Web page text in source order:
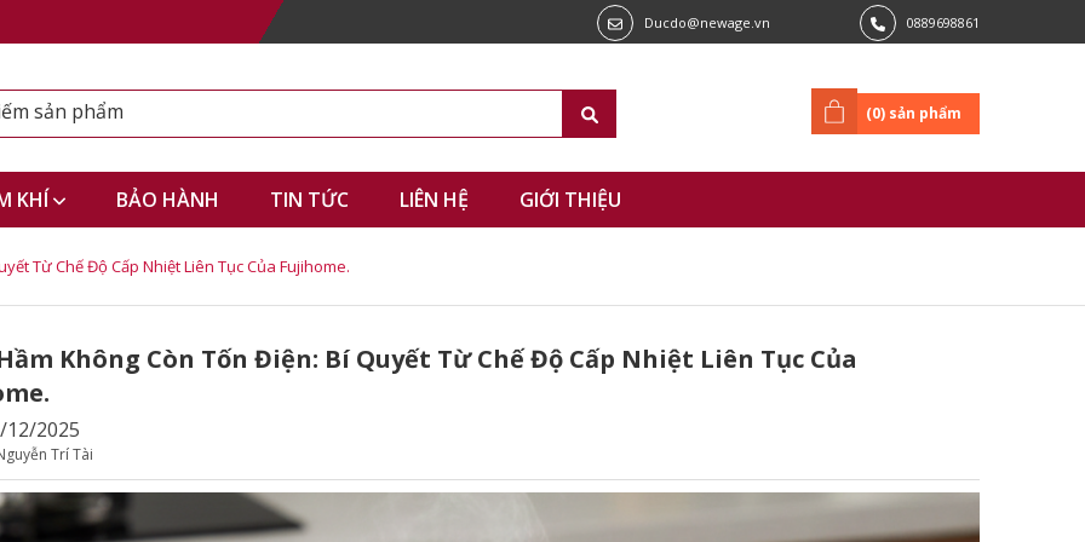
Ducdo@newage.vn 0889698861
(0) sản phẩm
KHÍ BẢO HÀNH TIN TỨC LIÊN HỆ GIỚI THIỆU
Từ Chế Độ Cấp Nhiệt Liên Tục Của Fujihome.
Không Còn Tốn Điện: Bí Quyết Từ Chế Độ Cấp Nhiệt Liên Tục Của
12/2025
Trí Tài